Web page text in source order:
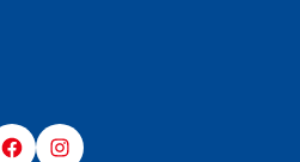
FacebookInstagram